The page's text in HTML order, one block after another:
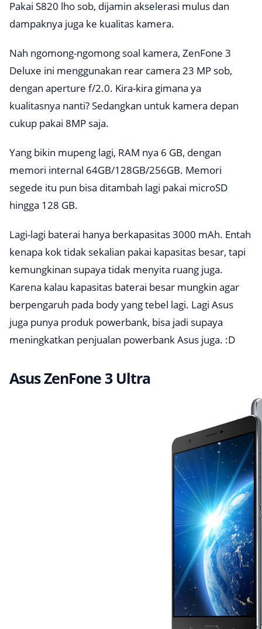
Pakai S820 lho sob, dijamin akselerasi mulus dan
dampaknya juga ke kualitas kamera.
Nah ngomong-ngomong soal kamera, ZenFone 3
Deluxe ini menggunakan rear camera 23 MP sob,
dengan aperture f/2.0. Kira-kira gimana ya
kualitasnya nanti? Sedangkan untuk kamera depan
cukup pakai 8MP saja.
Yang bikin mupeng lagi, RAM nya 6 GB, dengan
memori internal 64GB/128GB/256GB. Memori
segede itu pun bisa ditambah lagi pakai microSD
hingga 128 GB.
Lagi-lagi baterai hanya berkapasitas 3000 mAh. Entah
kenapa kok tidak sekalian pakai kapasitas besar, tapi
kemungkinan supaya tidak menyita ruang juga.
Karena kalau kapasitas baterai besar mungkin agar
berpengaruh pada body yang tebel lagi. Lagi Asus
juga punya produk powerbank, bisa jadi supaya
meningkatkan penjualan powerbank Asus juga. :D
Asus ZenFone 3 Ultra